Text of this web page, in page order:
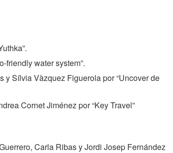
friendly water system”.
y Sílvia Vàzquez Figuerola por “Uncover de
Cornet Jiménez por “Key Travel”
Carla Ribas y Jordi Josep Fernández